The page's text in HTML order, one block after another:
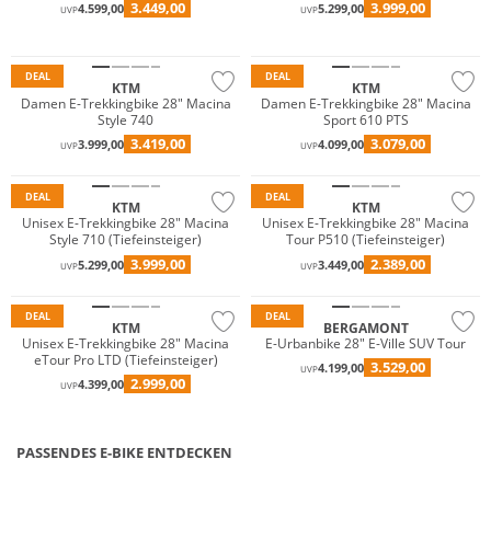
UVP4.599,00 3.449,00 UVP5.299,00 3.999,00
DEAL
KTM
Damen E-Trekkingbike 28" Macina
Style 740
UVP3.999,00 3.419,00
DEAL
KTM
Damen E-Trekkingbike 28" Macina
Sport 610 PTS
UVP4.099,00 3.079,00
DEAL
KTM
Unisex E-Trekkingbike 28" Macina
Style 710 (Tiefeinsteiger)
UVP5.299,00 3.999,00
DEAL
KTM
Unisex E-Trekkingbike 28" Macina
Tour P510 (Tiefeinsteiger)
UVP3.449,00 2.389,00
DEAL
KTM
Unisex E-Trekkingbike 28" Macina
eTour Pro LTD (Tiefeinsteiger)
UVP4.399,00 2.999,00
DEAL
BERGAMONT
E-Urbanbike 28" E-Ville SUV Tour
UVP4.199,00 3.529,00
PASSENDES E-BIKE ENTDECKEN